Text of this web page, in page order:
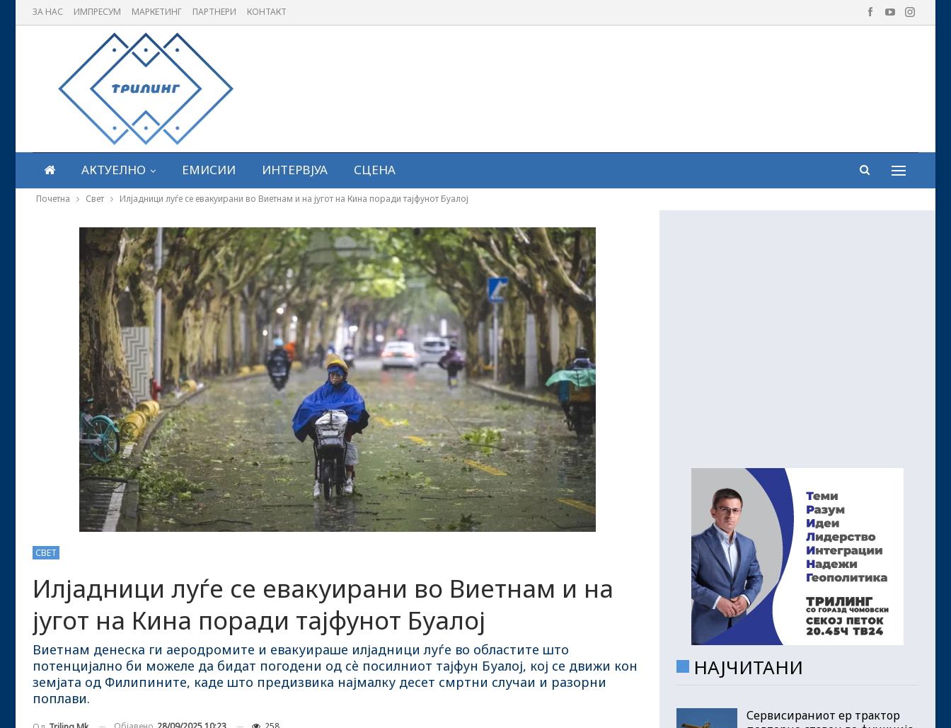
ЗА НАС ИМПРЕСУМ МАРКЕТИНГ ПАРТНЕРИ КОНТАКТ
АКТУЕЛНО ЕМИСИИ ИНТЕРВЈУА СЦЕНА
Почетна Свет Илјадници луѓе се евакуирани во Виетнам и на југот на Кина поради тајфунот Буалој
СВЕТ
Илјадници луѓе се евакуирани во Виетнам и на
југот на Кина поради тајфунот Буалој
Виетнам денеска ги аеродромите и евакуираше илјадници луѓе во областите што
потенцијално би можеле да бидат погодени од сè посилниот тајфун Буалој, кој се движи кон
земјата од Филипините, каде што предизвика најмалку десет смртни случаи и разорни
поплави.
НАЈЧИТАНИ
Сервисираниот ер трактор